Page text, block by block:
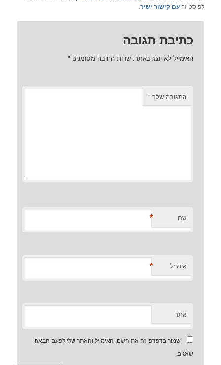
לפוסט זהעם קישור ישיר.
כתיבת תגובה
האימייל לא יוצג באתר. שדות החובה מסומנים*
התגובה שלך*
שם *
אימייל *
אתר
שמור בדפדפן זה את השם, האימייל והאתר שלי לפעם הבאה
שאגיב.